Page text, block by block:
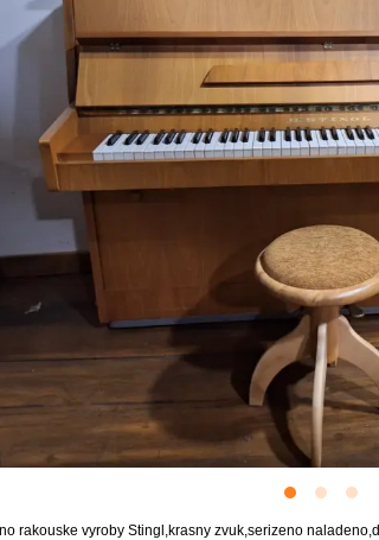
rakouske vyroby Stingl,krasny zvuk,serizeno